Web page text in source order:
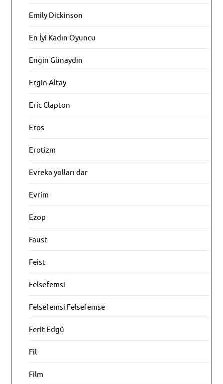
Emily Dickinson
En İyi Kadın Oyuncu
Engin Günaydın
Ergin Altay
Eric Clapton
Eros
Erotizm
Evreka yolları dar
Evrim
Ezop
Faust
Feist
Felsefemsi
Felsefemsi Felsefemse
Ferit Edgü
Fil
Film